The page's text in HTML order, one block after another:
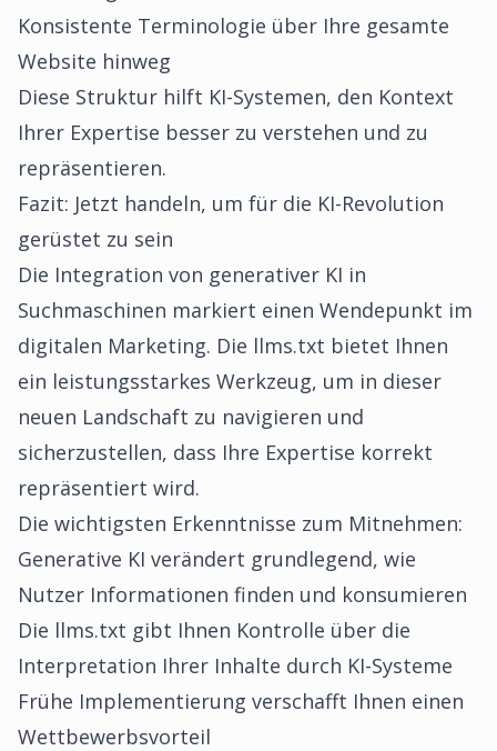
Konsistente Terminologie über Ihre gesamte
Website hinweg
Diese Struktur hilft KI-Systemen, den Kontext
Ihrer Expertise besser zu verstehen und zu
repräsentieren.
Fazit: Jetzt handeln, um für die KI-Revolution
gerüstet zu sein
Die Integration von generativer KI in
Suchmaschinen markiert einen Wendepunkt im
digitalen Marketing. Die llms.txt bietet Ihnen
ein leistungsstarkes Werkzeug, um in dieser
neuen Landschaft zu navigieren und
sicherzustellen, dass Ihre Expertise korrekt
repräsentiert wird.
Die wichtigsten Erkenntnisse zum Mitnehmen:
Generative KI verändert grundlegend, wie
Nutzer Informationen finden und konsumieren
Die llms.txt gibt Ihnen Kontrolle über die
Interpretation Ihrer Inhalte durch KI-Systeme
Frühe Implementierung verschafft Ihnen einen
Wettbewerbsvorteil